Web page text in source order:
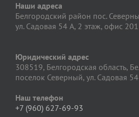
Наши адреса
Белгородский район пос.
ул. Садовая 54 А, 2 этаж, офис 201
Юридический адрес
308519, Белгородская область,
поселок Северный, ул. Садовая 54
Наш телефон
+7 (960) 627-69-93